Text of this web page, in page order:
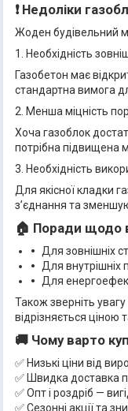
❗ Недоліки
Жоден будівельний
1. Необхідність
Газобетон має
стандартна вимога
2. Менша міцність
Хоча газоблок
потрібна підвищена
3. Необхідність
Для якісної кладки
з’єднання та
🏠 Поради щодо
Для зовнішніх
Для внутрішніх
Для
Також зверніть
відрізняється ціною
🚚 Чому варто
✅ Низькі ціни від
✅ Швидка доставка
✅ Опт і роздріб —
✅ Сезонні акції та